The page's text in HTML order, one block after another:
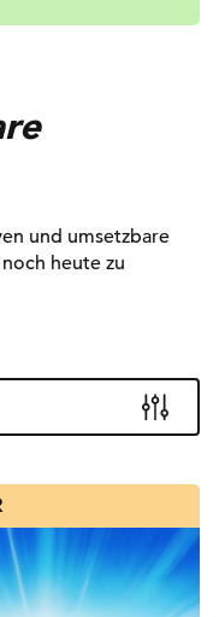
und umsetzbare
heute zu